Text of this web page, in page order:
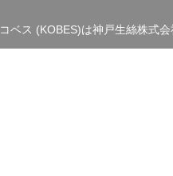
コベス (KOBES)は神戸生絲株式